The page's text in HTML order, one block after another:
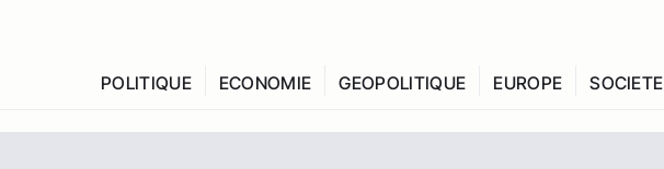
POLITIQUE ECONOMIE GEOPOLITIQUE EUROPE SOCIETE